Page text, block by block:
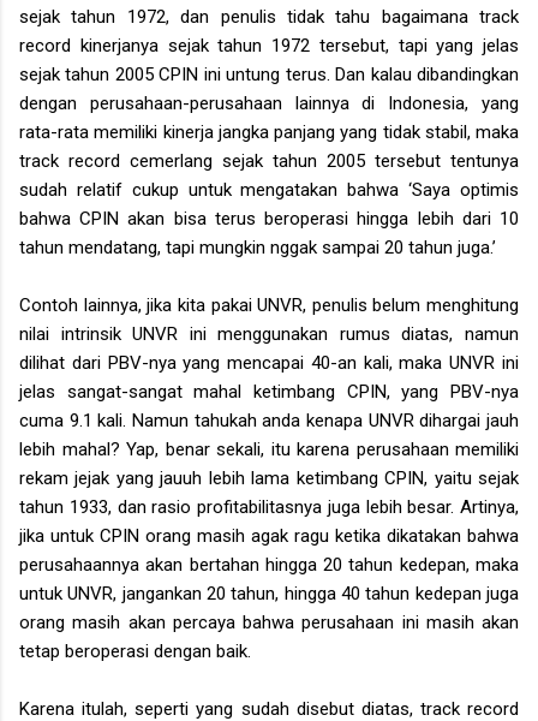
sejak tahun 1972, dan penulis tidak tahu bagaimana track
record kinerjanya sejak tahun 1972 tersebut, tapi yang jelas
sejak tahun 2005 CPIN ini untung terus. Dan kalau dibandingkan
dengan perusahaan-perusahaan lainnya di Indonesia, yang
rata-rata memiliki kinerja jangka panjang yang tidak stabil, maka
track record cemerlang sejak tahun 2005 tersebut tentunya
sudah relatif cukup untuk mengatakan bahwa ‘Saya optimis
bahwa CPIN akan bisa terus beroperasi hingga lebih dari 10
tahun mendatang, tapi mungkin nggak sampai 20 tahun juga.’
Contoh lainnya, jika kita pakai UNVR, penulis belum menghitung
nilai intrinsik UNVR ini menggunakan rumus diatas, namun
dilihat dari PBV-nya yang mencapai 40-an kali, maka UNVR ini
jelas sangat-sangat mahal ketimbang CPIN, yang PBV-nya
cuma 9.1 kali. Namun tahukah anda kenapa UNVR dihargai jauh
lebih mahal? Yap, benar sekali, itu karena perusahaan memiliki
rekam jejak yang jauuh lebih lama ketimbang CPIN, yaitu sejak
tahun 1933, dan rasio profitabilitasnya juga lebih besar. Artinya,
jika untuk CPIN orang masih agak ragu ketika dikatakan bahwa
perusahaannya akan bertahan hingga 20 tahun kedepan, maka
untuk UNVR, jangankan 20 tahun, hingga 40 tahun kedepan juga
orang masih akan percaya bahwa perusahaan ini masih akan
tetap beroperasi dengan baik.
Karena itulah, seperti yang sudah disebut diatas, track record